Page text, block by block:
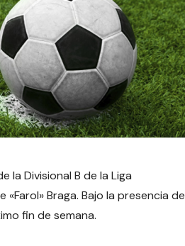
la Divisional B de la Liga
Braga. Bajo la presencia de
fin de semana.